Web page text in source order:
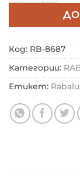
Код: RB-8687
Категории:
Етикет: